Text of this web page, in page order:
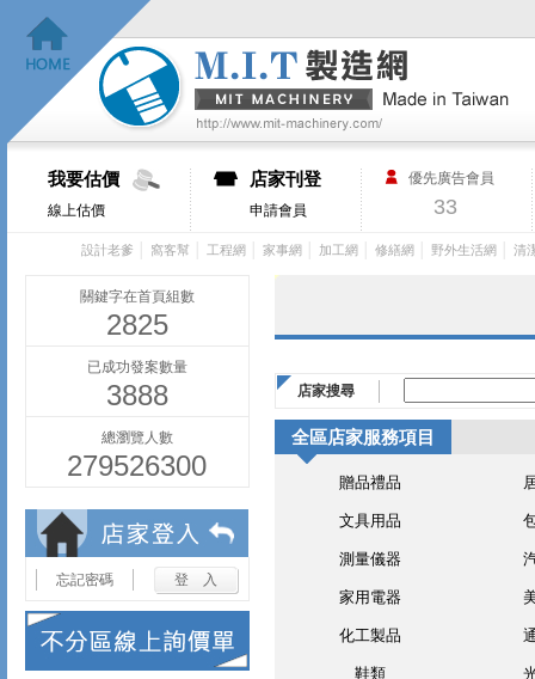
我要估價
線上估價
店家刊登
申請會員
優先廣告會員
33
設計老爹 窩客幫 工程網 家事網 加工網 修繕網 野外生活網 清
關鍵字在首頁組數
2825
已成功發案數量
3888
總瀏覽人數
279526300
忘記密碼
店家搜尋
全區店家服務項目
贈品禮品
文具用品
測量儀器
家用電器
化工製品
鞋類